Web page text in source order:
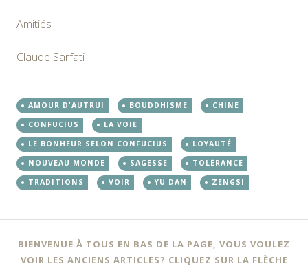
Amitiés
Claude Sarfati
AMOUR D'AUTRUI BOUDDHISME
CHINE
CONFUCIUS
LA VOIE
LE BONHEUR SELON CONFUCIUS
LOYAUTÉ
NOUVEAU MONDE
SAGESSE
TOLÉRANCE
TRADITIONS
VOIR YU DAN ZENGSI
BIENVENUE À TOUS EN BAS DE LA PAGE, VOUS VOULEZ
VOIR LES ANCIENS ARTICLES? CLIQUEZ SUR LA FLÈCHE